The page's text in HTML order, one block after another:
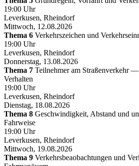
19:00 Uhr
Leverkusen, Rheindorf
Mittwoch, 12.08.2026
Thema 6 Verkehrszeichen und
19:00 Uhr
Leverkusen, Rheindorf
Donnerstag, 13.08.2026
Thema 7 Teilnehmer am Straßenverkehr
Verhalten
19:00 Uhr
Leverkusen, Rheindorf
Dienstag, 18.08.2026
Thema 8 Geschwindigkeit, Abstand und
Fahrweise
19:00 Uhr
Leverkusen, Rheindorf
Mittwoch, 19.08.2026
Thema 9 Verkehrsbeaobachtungen und